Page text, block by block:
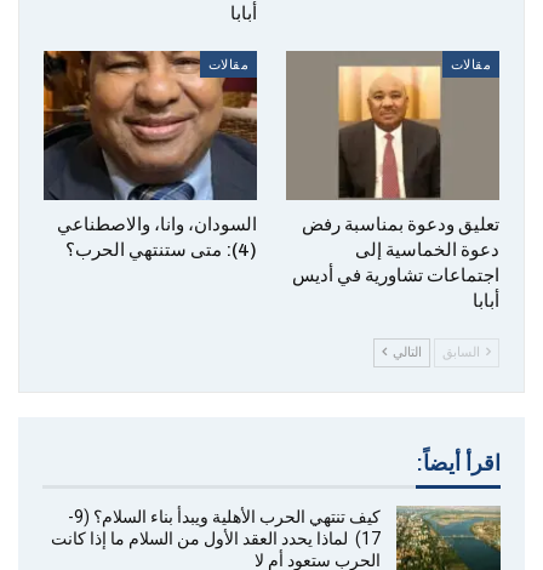
أبابا
مقالات
تعليق ودعوة بمناسبة رفض
دعوة الخماسية إلى
اجتماعات تشاورية في أديس
أبابا
مقالات
‎السودان، وانا، والاصطناعي
(4): متى ستنتهي الحرب؟
السابق التالي
اقرأ أيضاً:
كيف تنتهي الحرب الأهلية ويبدأ بناء السلام؟ (9-
17) لماذا يحدد العقد الأول من السلام ما إذا كانت
الحرب ستعود أم لا